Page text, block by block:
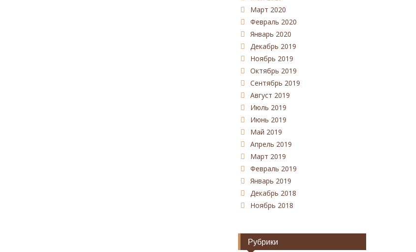
Март 2020
Февраль 2020
Январь 2020
Декабрь 2019
Ноябрь 2019
Октябрь 2019
Сентябрь 2019
Август 2019
Июль 2019
Июнь 2019
Май 2019
Апрель 2019
Март 2019
Февраль 2019
Январь 2019
Декабрь 2018
Ноябрь 2018
Рубрики